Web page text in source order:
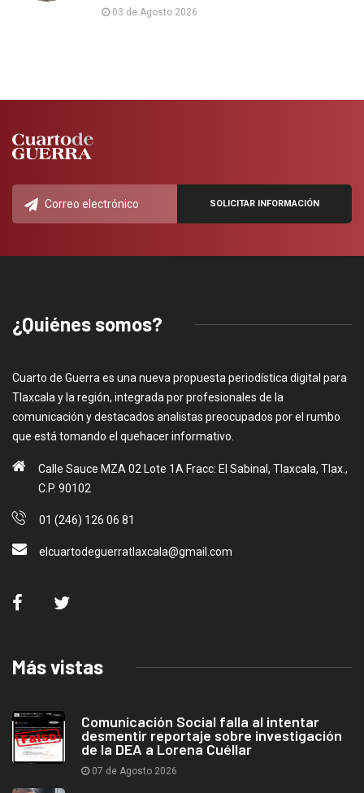
03 de Agosto 2026
¿Quiénes somos?
Cuarto de Guerra es una nueva propuesta periodística digital para
Tlaxcala y la región, integrada por profesionales de la
comunicación y destacados analistas preocupados por el rumbo
que está tomando el quehacer informativo.
Calle Sauce MZA 02 Lote 1A Fracc: El Sabinal, Tlaxcala, Tlax.,
C.P. 90102
01 (246) 126 06 81
elcuartodeguerratlaxcala@gmail.com
Más vistas
Comunicación Social falla al intentar
desmentir reportaje sobre investigación
de la DEA a Lorena Cuéllar
07 de Agosto 2026